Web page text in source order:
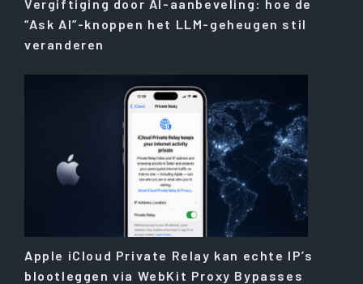
Vergiftiging door AI-aanbeveling: hoe de
“Ask AI”-knoppen het LLM-geheugen stil
veranderen
Apple iCloud Private Relay kan echte IP’s
blootleggen via WebKit Proxy Bypasses